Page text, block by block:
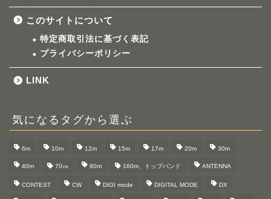
このサイトについて
特定商取引法に基づく表記
プライバシーポリシー
LINK
気になるタグから選ぶ
6m 10m 12m 15m 17m 20m 30m
40m 70㎝ 80m 160m、トップバンド ANTENNA
CONTEST CW DIGI mode DIGITAL MODE DX